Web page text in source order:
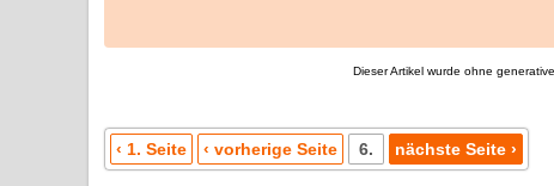
Dieser Artikel wurde ohne
‹ 1. Seite ‹ vorherige Seite 6. nächste Seite ›